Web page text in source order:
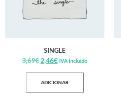
SINGLE
3,69€ 2,46€ IVA incluido
ADICIONAR